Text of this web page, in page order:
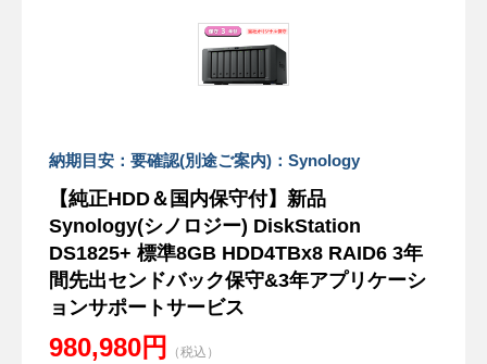
納期目安：要確認(別途ご案内)：Synology
【純正HDD＆国内保守付】新品
Synology(シノロジー) DiskStation
DS1825+ 標準8GB HDD4TBx8 RAID6 3年
間先出センドバック保守&3年アプリケーシ
ョンサポートサービス
980,980円 （税込）